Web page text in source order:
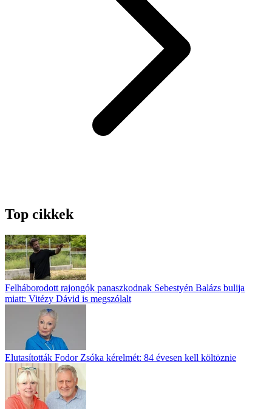
Top cikkek
Felháborodott rajongók panaszkodnak Sebestyén Balázs bulija
miatt: Vitézy Dávid is megszólalt
Elutasították Fodor Zsóka kérelmét: 84 évesen kell költöznie